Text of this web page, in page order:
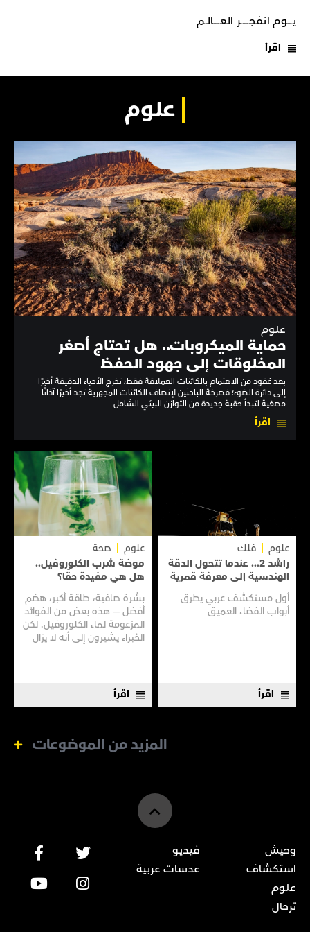
يـــومَ انفجـــــر العــــالـم
اقرأ
علوم
علوم
حماية الميكروبات.. هل تحتاج أصغر
المخلوقات إلى جهود الحفظ
بعد عُقود من الاهتمام بالكائنات العملاقة فقط، تخرج الأحياء الدقيقة أخيرًا
إلى دائرة الضوء؛ فصرخة الباحثين لإنصاف الكائنات المجهرية تجد أخيرًا آذانًا
مصغية لتبدأ حقبة جديدة من التوازن البيئي الشامل
اقرأ
علوم
فلك
راشد 2... عندما تتحول الدقة
الهندسية إلى معرفة قمرية
أول مستكشف عربي يطرق
أبواب الفضاء العميق
اقرأ
علوم
صحة
موضة شرب الكلوروفيل..
هل هي مفيدة حقًا؟
بشرة صافية، طاقة أكبر، هضم
أفضل — هذه بعض من الفوائد
المزعومة لماء الكلوروفيل. لكن
الخبراء يشيرون إلى أنه لا يزال
اقرأ
المزيد من الموضوعات
وحيش
استكشاف
علوم
ترحال
فيديو
عدسات عربية